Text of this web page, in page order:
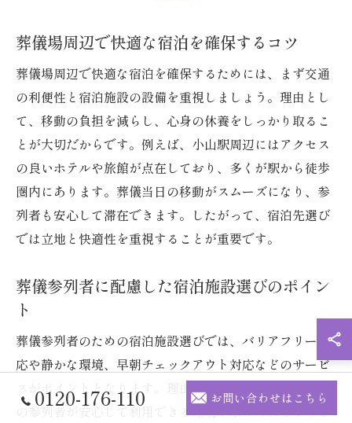
葬儀場周辺で快適な宿泊を確保するコツ
葬儀場周辺で快適な宿泊を確保するためには、まず交通
の利便性と宿泊施設の設備を重視しましょう。理由とし
て、移動の負担を減らし、心身の休養をしっかり取るこ
とが大切だからです。例えば、小山駅周辺にはアクセス
の良いホテルや旅館が点在しており、多くが駅から徒歩
圏内にあります。葬儀当日の移動がスムーズになり、参
列者も安心して滞在できます。したがって、宿泊先選び
では立地と快適性を重視することが重要です。
葬儀参列者に配慮した宿泊施設選びのポイン
ト
葬儀参列者のための宿泊施設選びでは、バリアフリー対
応や静かな環境、早朝チェックアウト対応などのサービ
スがポイントとなります。理由は、年配の方や遠方から
の参列者が安心して利用できる環境が求められるからで
0120-176-110 お問い合わせはこちら